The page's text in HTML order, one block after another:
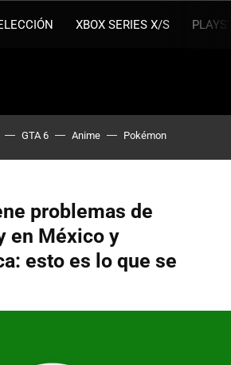
XBOX SERIES X/S
GTA 6 Anime Pokémon
problemas de
en México y
esto es lo que se